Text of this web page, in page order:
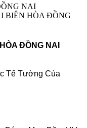
NAI
BIÊN HÒA ĐỒNG
ĐỒNG NAI
Tế Tường Của